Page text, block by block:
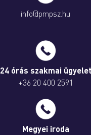
info@pmpsz.hu
24 órás szakmai ügyelet
+36 20 400 2591
Megyei iroda